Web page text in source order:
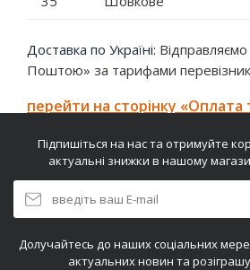
Доставка по Україні:
Поштою» за тарифами
перейти на сторінку «Оплата
Підпишіться на нас та отримуйте
актуальні знижки в нашому
Долучайтесь до наших соціальних
актуальних новин та